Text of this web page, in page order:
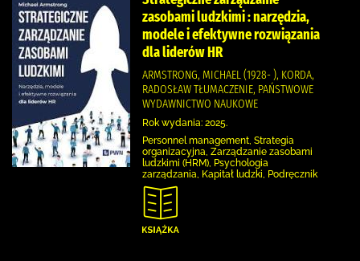
zasobami ludzkimi : narzędzia,
modele i efektywne rozwiązania
dla liderów HR
ARMSTRONG, MICHAEL (1928- ), KORDA,
RADOSŁAW TŁUMACZENIE, PAŃSTWOWE
WYDAWNICTWO NAUKOWE
Rok wydania: 2025.
Personnel management, Strategia
organizacyjna, Zarządzanie zasobami
ludzkimi (HRM), Psychologia
zarządzania, Kapitał ludzki, Podręcznik